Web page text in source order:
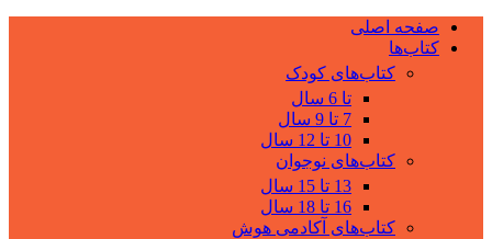
صفحه اصلی
کتاب‌ها
کتاب‌های کودک
تا 6 سال
7 تا 9 سال
10 تا 12 سال
کتاب‌های نوجوان
13 تا 15 سال
16 تا 18 سال
کتاب‌های آکادمی هوش